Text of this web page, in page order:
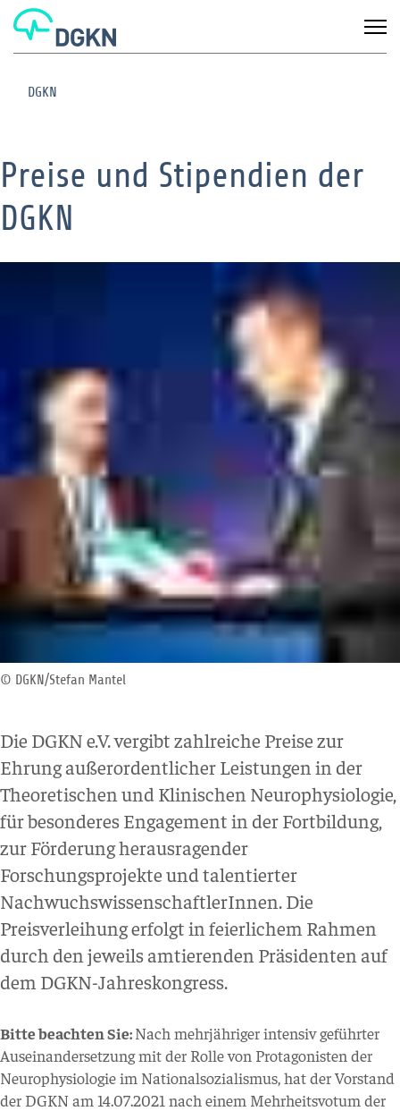
DGKN
Preise und Stipendien der
DGKN
© DGKN/Stefan Mantel
Die DGKN e.V. vergibt zahlreiche Preise zur
Ehrung außerordentlicher Leistungen in der
Theoretischen und Klinischen Neurophysiologie,
für besonderes Engagement in der Fortbildung,
zur Förderung herausragender
Forschungsprojekte und talentierter
NachwuchswissenschaftlerInnen. Die
Preisverleihung erfolgt in feierlichem Rahmen
durch den jeweils amtierenden Präsidenten auf
dem DGKN-Jahreskongress.
Bitte beachten Sie:Nach mehrjähriger intensiv geführter
Auseinandersetzung mit der Rolle von Protagonisten der
Neurophysiologie im Nationalsozialismus, hat der Vorstand
der DGKN am 14.07.2021 nach einem Mehrheitsvotum der